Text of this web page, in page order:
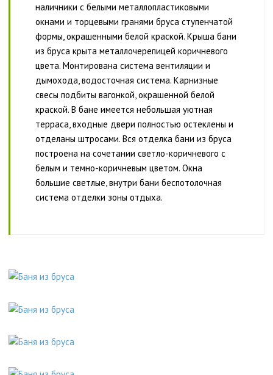
наличники с белыми металлопластиковыми
окнами и торцевыми гранями бруса ступенчатой
формы, окрашенными белой краской. Крыша бани
из бруса крыта металлочерепицей коричневого
цвета. Монтирована система вентиляции и
дымохода, водосточная система. Карнизные
свесы подбиты вагонкой, окрашенной белой
краской. В бане имеется небольшая уютная
терраса, входные двери полностью остеклены и
отделаны штросами. Вся отделка бани из бруса
построена на сочетании светло-коричневого с
белым и темно-коричневым цветом. Окна
большие светлые, внутри бани беспотолочная
система отделки зоны отдыха.